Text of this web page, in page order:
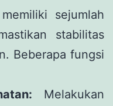
sejumlah
stabilitas
Beberapa fungsi
Melakukan